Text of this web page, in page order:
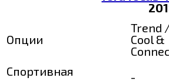
Опции
Trend
Cool &
Спортивная
-